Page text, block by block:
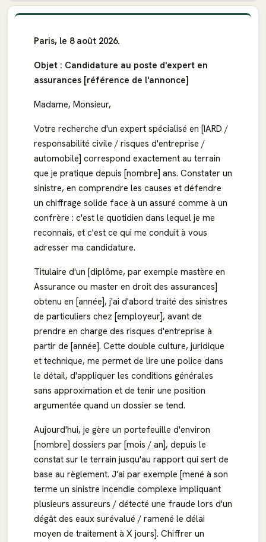
APERÇU
Paris, le 8 août 2026.
Objet : Candidature au poste d'expert en
assurances [référence de l'annonce]
Madame, Monsieur,
Votre recherche d'un expert spécialisé en [IARD /
responsabilité civile / risques d'entreprise /
automobile] correspond exactement au terrain
que je pratique depuis [nombre] ans. Constater un
sinistre, en comprendre les causes et défendre
un chiffrage solide face à un assuré comme à un
confrère : c'est le quotidien dans lequel je me
reconnais, et c'est ce qui me conduit à vous
adresser ma candidature.
Titulaire d'un [diplôme, par exemple mastère en
Assurance ou master en droit des assurances]
obtenu en [année], j'ai d'abord traité des sinistres
de particuliers chez [employeur], avant de
prendre en charge des risques d'entreprise à
partir de [année]. Cette double culture, juridique
et technique, me permet de lire une police dans
le détail, d'appliquer les conditions générales
sans approximation et de tenir une position
argumentée quand un dossier se tend.
Aujourd'hui, je gère un portefeuille d'environ
[nombre] dossiers par [mois / an], depuis le
constat sur le terrain jusqu'au rapport qui sert de
base au règlement. J'ai par exemple [mené à son
terme un sinistre incendie complexe impliquant
plusieurs assureurs / détecté une fraude lors d'un
dégât des eaux surévalué / ramené le délai
moyen de traitement à X jours]. Chiffrer un